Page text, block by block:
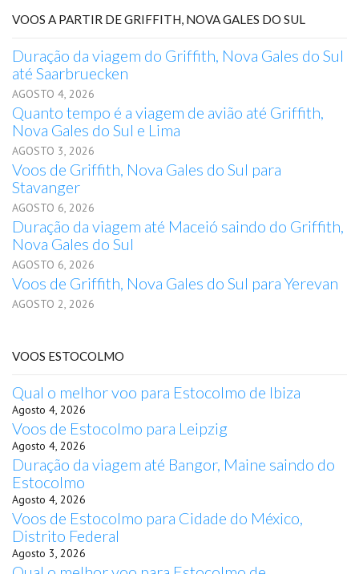
VOOS A PARTIR DE GRIFFITH, NOVA GALES DO SUL
Duração da viagem do Griffith, Nova Gales do Sul
até Saarbruecken
AGOSTO 4, 2026
Quanto tempo é a viagem de avião até Griffith,
Nova Gales do Sul e Lima
AGOSTO 3, 2026
Voos de Griffith, Nova Gales do Sul para
Stavanger
AGOSTO 6, 2026
Duração da viagem até Maceió saindo do Griffith,
Nova Gales do Sul
AGOSTO 6, 2026
Voos de Griffith, Nova Gales do Sul para Yerevan
AGOSTO 2, 2026
VOOS ESTOCOLMO
Qual o melhor voo para Estocolmo de Ibiza
Agosto 4, 2026
Voos de Estocolmo para Leipzig
Agosto 4, 2026
Duração da viagem até Bangor, Maine saindo do
Estocolmo
Agosto 4, 2026
Voos de Estocolmo para Cidade do México,
Distrito Federal
Agosto 3, 2026